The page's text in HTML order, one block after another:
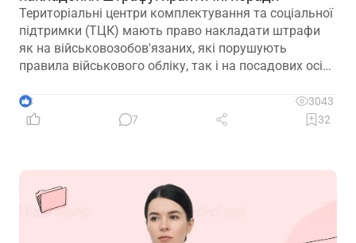
Територіальні центри комплектування та соціальної
підтримки (ТЦК) мають право накладати штрафи
як на військовозобов'язаних, які порушують
правила військового обліку, так і на посадових осіб,
мобілізаційну підготовку та мобілізацію. Часто
йдеться про неналежне ведення військового обліку
штрафом, та дієвий алгоритм його оскарження
3
3043
7
32